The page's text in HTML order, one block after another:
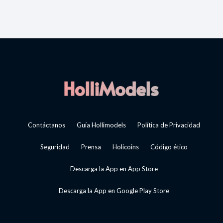
Contáctanos Guía Hollimodels Política de Privacidad
Seguridad Prensa Holicoins Código ético
Descarga la App en App Store
Descarga la App en Google Play Store